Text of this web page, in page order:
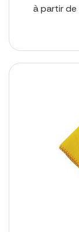
à partir de